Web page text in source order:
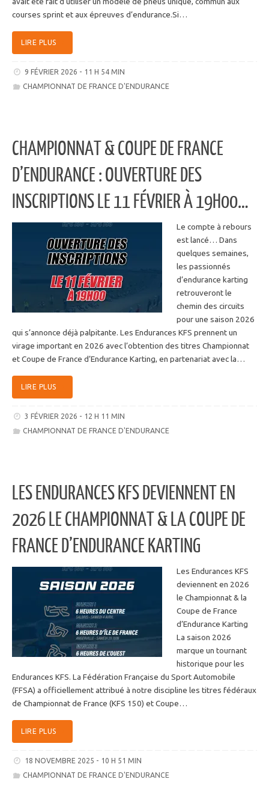
courses sprint et aux épreuves d’endurance.Si…
LIRE PLUS
9 FÉVRIER 2026 - 11 H 54 MIN
CHAMPIONNAT DE FRANCE D'ENDURANCE
CHAMPIONNAT & COUPE DE FRANCE
D’ENDURANCE : OUVERTURE DES
INSCRIPTIONS LE 11 FÉVRIER À 19H00…
Le compte à rebours
est lancé… Dans
quelques semaines,
les passionnés
d’endurance karting
retrouveront le
chemin des circuits
pour une saison 2026
qui s’annonce déjà palpitante. Les Endurances KFS prennent un
virage important en 2026 avec l’obtention des titres Championnat
et Coupe de France d’Endurance Karting, en partenariat avec la…
LIRE PLUS
3 FÉVRIER 2026 - 12 H 11 MIN
CHAMPIONNAT DE FRANCE D'ENDURANCE
LES ENDURANCES KFS DEVIENNENT EN
2026 LE CHAMPIONNAT & LA COUPE DE
FRANCE D’ENDURANCE KARTING
Les Endurances KFS
deviennent en 2026
le Championnat & la
Coupe de France
d’Endurance Karting
La saison 2026
marque un tournant
historique pour les
Endurances KFS. La Fédération Française du Sport Automobile
(FFSA) a officiellement attribué à notre discipline les titres fédéraux
de Championnat de France (KFS 150) et Coupe…
LIRE PLUS
18 NOVEMBRE 2025 - 10 H 51 MIN
CHAMPIONNAT DE FRANCE D'ENDURANCE